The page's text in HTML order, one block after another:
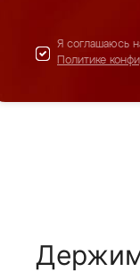
Я соглашаюсь
Политике
Держим